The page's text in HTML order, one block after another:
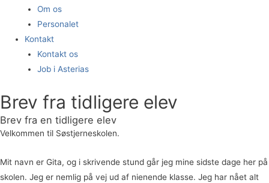
Om os
Personalet
Kontakt
Kontakt os
Job i Asterias
Brev fra tidligere elev
Brev fra en tidligere elev
Velkommen til Søstjerneskolen.
Mit navn er Gita, og i skrivende stund går jeg mine sidste dage her på
skolen. Jeg er nemlig på vej ud af nienende klasse. Jeg har nået alt